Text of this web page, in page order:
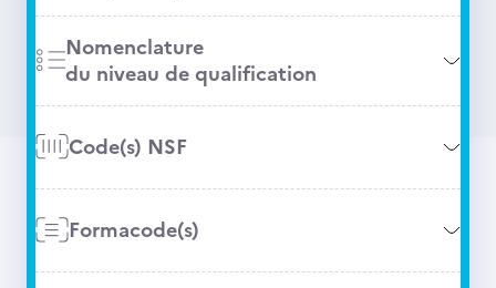
Nomenclature
du niveau de qualification
Code(s) NSF
Formacode(s)